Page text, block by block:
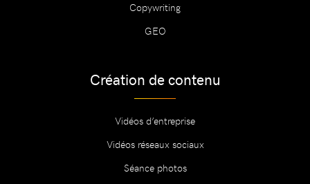
Copywriting
GEO
Création de contenu
Vidéos d’entreprise
Vidéos réseaux sociaux
Séance photos